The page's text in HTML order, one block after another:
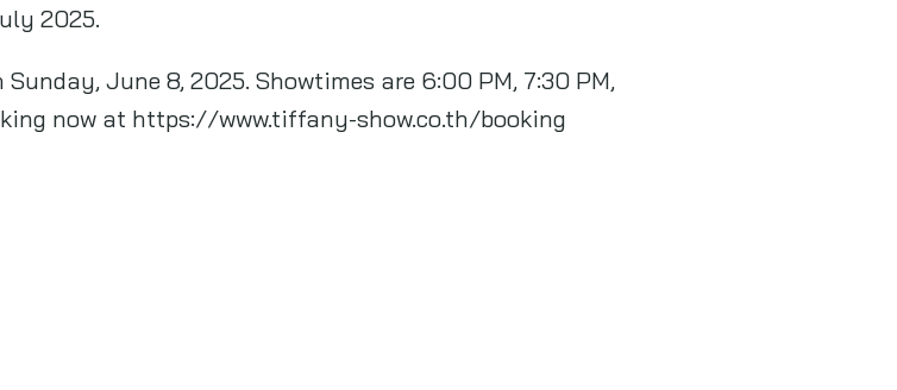
2025.
June 8, 2025. Showtimes are 6:00 PM, 7:30 PM,
now at https://www.tiffany-show.co.th/booking